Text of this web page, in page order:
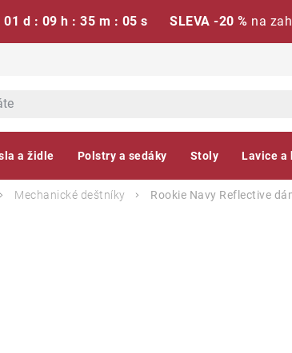
01 d : 09 h : 35 m : 04 s SLEVA -20 % na
a židle Polstry a sedáky Stoly Lavice a
Mechanické deštníky Rookie Navy Reflective